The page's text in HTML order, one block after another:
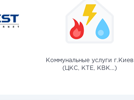
Коммунальные услуги г.Киев
(ЦКС, КТЕ, КВК...)